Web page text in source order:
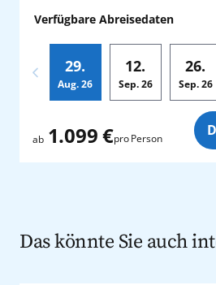
Verfügbare Abreisedaten
29.
Aug. 26
12.
Sep.26
26.
Sep.26
ab 1.099 €pro Person
Das könnte Sie auch